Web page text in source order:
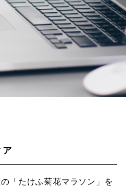
ア
「たけふ菊花マラソン」を